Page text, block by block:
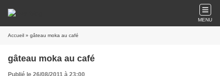
MENU
Accueil » gâteau moka au café
gâteau moka au café
Publié le 26/08/2011 à 23:00